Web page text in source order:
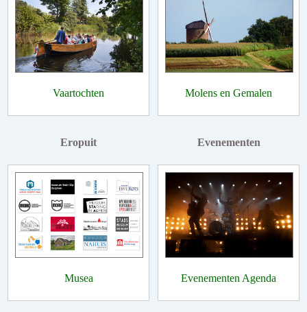
Vaartochten Molens en Gemalen
Eropuit
Musea
Evenementen
Evenementen Agenda